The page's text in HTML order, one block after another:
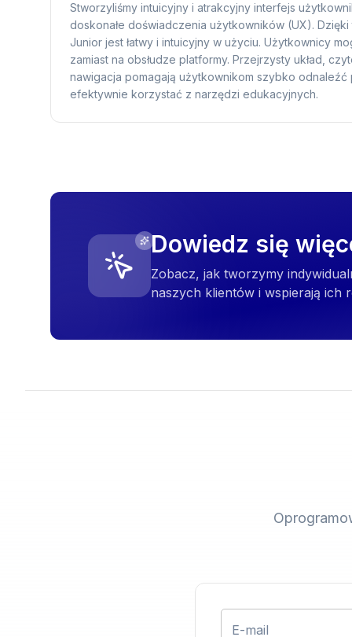
Stworzyliśmy intuicyjny i atrakcyjny interfejs
doskonałe doświadczenia użytkowników (UX).
Junior jest łatwy i intuicyjny w użyciu. Użytkownicy
zamiast na obsłudze platformy. Przejrzysty układ,
nawigacja pomagają użytkownikom szybko odnaleźć
efektywnie korzystać z narzędzi edukacyjnych.
Dowiedz się
Zobacz, jak tworzymy
naszych klientów i wspierają ich
E-mail